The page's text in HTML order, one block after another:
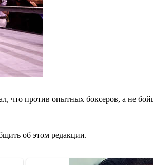
против опытных боксеров, а не
об этом редакции.